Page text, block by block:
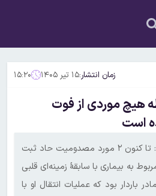
زمان انتشار:۱۵ تیر ۱۴۰۵ ۱۵:۲۰
هیچ موردی از فوت
است
رئیس اورژانس تهران گفت: تا کنون ۲ مورد مصدومیت حاد ثبت
به بیماری با سابقهٔ زمینه‌ای قلبی
باردار بود که عملیات انتقال او با